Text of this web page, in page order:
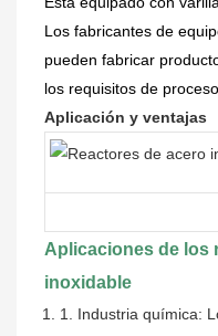
Los fabricantes de
pueden fabricar
los requisitos de
Aplicación y ventajas
Aplicaciones de los
inoxidable
1. Industria química: